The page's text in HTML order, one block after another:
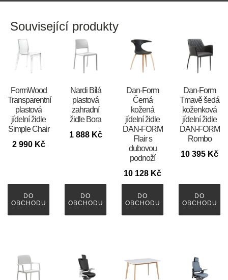
Související produkty
FormWood
Transparentní
plastová
jídelní židle
Simple Chair
2 990 Kč
DO
OBCHODU
Nardi Bílá
plastová
zahradní
židle Bora
1 888 Kč
DO
OBCHODU
​​​​​Dan-Form
Černá
kožená
jídelní židle
DAN-FORM
Flair s
dubovou
podnoží
10 128 Kč
DO
OBCHODU
​​​​​Dan-Form
Tmavě šedá
koženková
jídelní židle
DAN-FORM
Rombo
10 395 Kč
DO
OBCHODU